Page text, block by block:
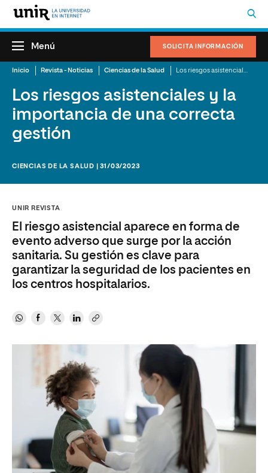
SOLICITA INFORMACIÓN
Menú
Inicio Revista - Noticias Ciencias de la Salud
Los riesgos asistenciales y la
importancia de una correcta
gestión
CIENCIAS DE LA SALUD | 31/03/2023
UNIR REVISTA
El riesgo asistencial aparece en forma de
evento adverso que surge por la acción
sanitaria. Su gestión es clave para
garantizar la seguridad de los pacientes en
los centros hospitalarios.